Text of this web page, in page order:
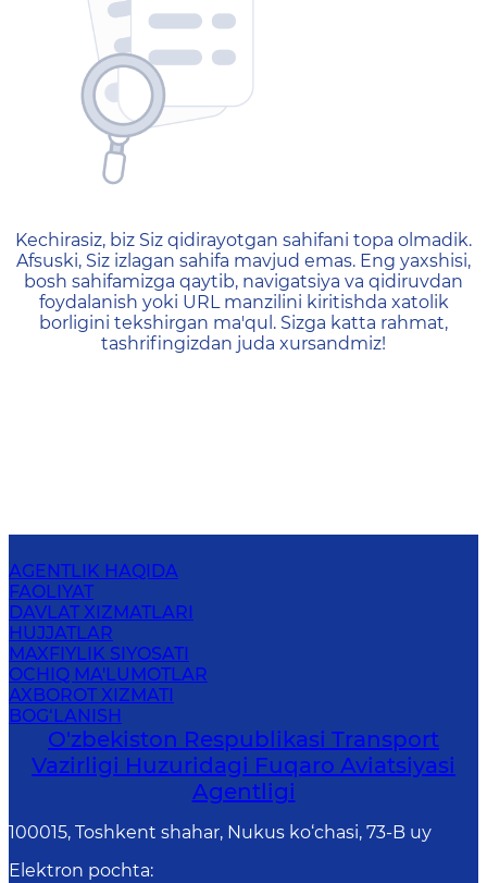
404 — Страница не
Kechirasiz, biz Siz qidirayotgan sahifani topa olmadik.
Afsuski, Siz izlagan sahifa mavjud emas. Eng yaxshisi,
bosh sahifamizga qaytib, navigatsiya va qidiruvdan
foydalanish yoki URL manzilini kiritishda xatolik
borligini tekshirgan ma'qul. Sizga katta rahmat,
tashrifingizdan juda xursandmiz!
AGENTLIK HAQIDA
FAOLIYAT
DAVLAT XIZMATLARI
HUJJATLAR
MAXFIYLIK SIYOSATI
OCHIQ MA'LUMOTLAR
AXBOROT XIZMATI
BOG‘LANISH
O'zbekiston Respublikasi Transport
Vazirligi Huzuridagi Fuqaro Aviatsiyasi
Agentligi
100015, Toshkent shahar, Nukus ko‘chasi, 73-B uу
Elektron pochta: